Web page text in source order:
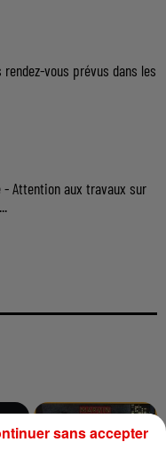
vous prévus dans les
- Attention aux travaux sur
8h48
8h48
sans accepter